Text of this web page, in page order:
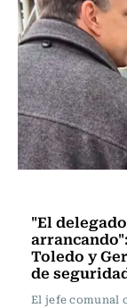
"El
Toledo y
de
El jefe comunal